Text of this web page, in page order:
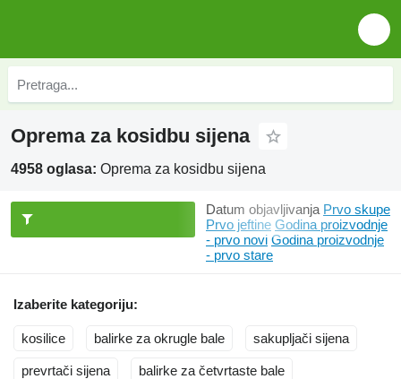
Oprema za kosidbu sijena
4958 oglasa: Oprema za kosidbu sijena
Datum objavljivanja Prvo skupe
Prvo jeftine Godina proizvodnje
- prvo novi Godina proizvodnje
- prvo stare
Izaberite kategoriju:
kosilice balirke za okrugle bale sakupljači sijena
prevrtači sijena balirke za četvrtaste bale